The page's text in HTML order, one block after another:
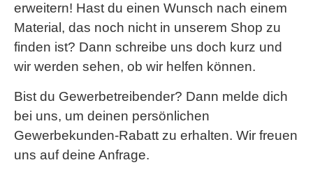
erweitern! Hast du einen Wunsch nach einem
Material, das noch nicht in unserem Shop zu
finden ist? Dann schreibe uns doch kurz und
wir werden sehen, ob wir helfen können.
Bist du Gewerbetreibender? Dann melde dich
bei uns, um deinen persönlichen
Gewerbekunden-Rabatt zu erhalten. Wir freuen
uns auf deine Anfrage.